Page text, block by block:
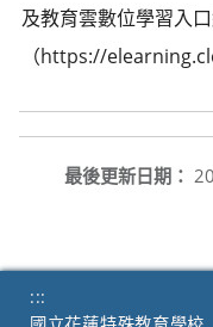
及教育雲數位學習入
（https://
最後更新日期：
:::